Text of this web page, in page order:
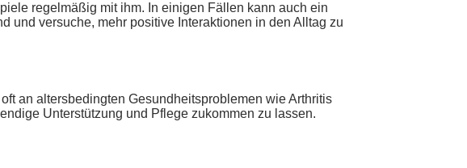
regelmäßig mit ihm. In einigen Fällen kann auch ein
und versuche, mehr positive Interaktionen in den Alltag zu
an altersbedingten Gesundheitsproblemen wie Arthritis
Unterstützung und Pflege zukommen zu lassen.